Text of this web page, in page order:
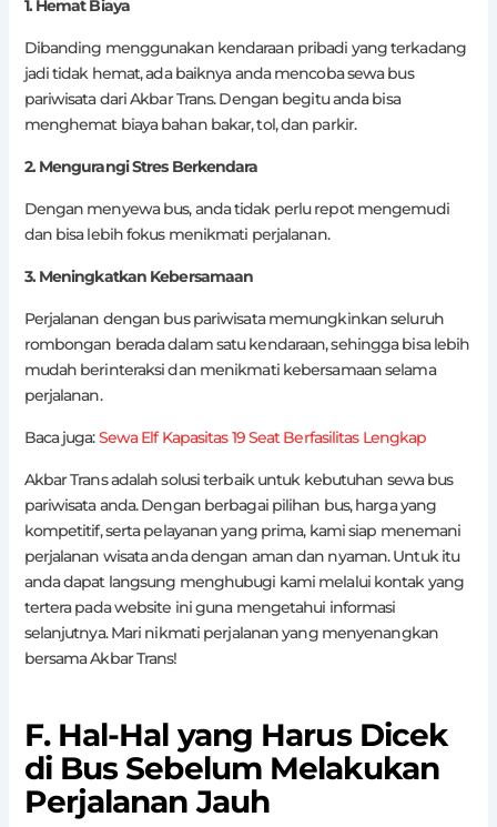
1. Hemat Biaya
Dibanding menggunakan kendaraan pribadi yang terkadang
jadi tidak hemat, ada baiknya anda mencoba sewa bus
pariwisata dari Akbar Trans. Dengan begitu anda bisa
menghemat biaya bahan bakar, tol, dan parkir.
2. Mengurangi Stres Berkendara
Dengan menyewa bus, anda tidak perlu repot mengemudi
dan bisa lebih fokus menikmati perjalanan.
3. Meningkatkan Kebersamaan
Perjalanan dengan bus pariwisata memungkinkan seluruh
rombongan berada dalam satu kendaraan, sehingga bisa lebih
mudah berinteraksi dan menikmati kebersamaan selama
perjalanan.
Baca juga:Sewa Elf Kapasitas 19 Seat Berfasilitas Lengkap
Akbar Trans adalah solusi terbaik untuk kebutuhan sewa bus
pariwisata anda. Dengan berbagai pilihan bus, harga yang
kompetitif, serta pelayanan yang prima, kami siap menemani
perjalanan wisata anda dengan aman dan nyaman. Untuk itu
anda dapat langsung menghubugi kami melalui kontak yang
tertera pada website ini guna mengetahui informasi
selanjutnya. Mari nikmati perjalanan yang menyenangkan
bersama Akbar Trans!
F. Hal-Hal yang Harus Dicek
di Bus Sebelum Melakukan
Perjalanan Jauh